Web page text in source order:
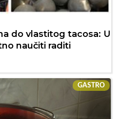
do vlastitog tacosa: U
naučiti raditi
GASTRO